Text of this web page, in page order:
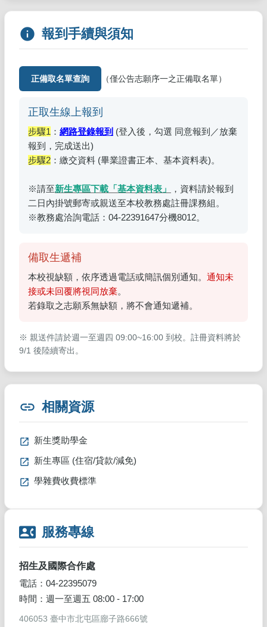
info 報到手續與須知
正備取名單查詢 （僅公告志願序一之正備取名單）
正取生線上報到
步驟1 ： 網路登錄報到 (登入後，勾選 同意報到／放棄
報到，完成送出)
步驟2 ：繳交資料 (畢業證書正本、基本資料表)。
※請至新生專區下載「基本資料表」
，資料請於報到
二日內掛號郵寄或親送至本校教務處註冊課務組。
※教務處洽詢電話：04-22391647分機8012。
備取生遞補
本校視缺額，依序透過電話或簡訊個別通知。 通知未
接或未回覆將視同放棄。
若錄取之志願系無缺額，將不會通知遞補。
※ 親送件請於週一至週四 09:00~16:00 到校。註冊資料將於
9/1 後陸續寄出。
link 相關資源
新生獎助學金
新生專區 (住宿/貸款/減免)
學雜費收費標準
contact_phone 服務專線
招生及國際合作處
電話：04-22395079
時間：週一至週五 08:00 - 17:00
406053 臺中市北屯區廍子路666號